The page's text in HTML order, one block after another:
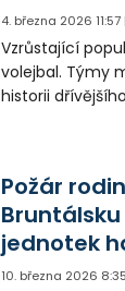
4. března 2026 11:57
Vzrůstající
volejbal. Týmy
historii
Požár
jednotek
10. března 2026 8:35